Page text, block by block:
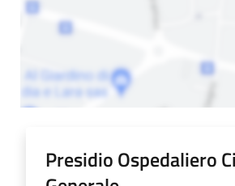
Presidio Ospedaliero